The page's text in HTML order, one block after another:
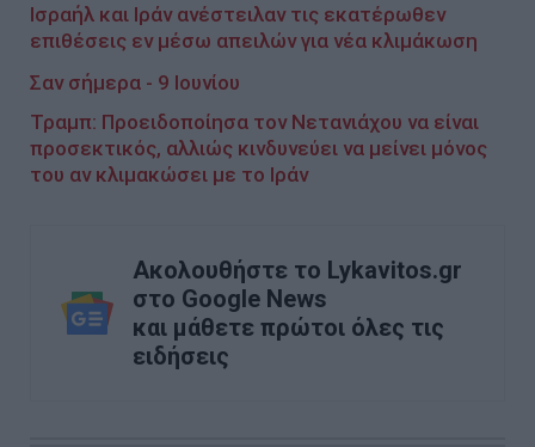
Ισραήλ και Ιράν ανέστειλαν τις εκατέρωθεν
επιθέσεις εν μέσω απειλών για νέα κλιμάκωση
Σαν σήμερα - 9 Ιουνίου
Τραμπ: Προειδοποίησα τον Νετανιάχου να είναι
προσεκτικός, αλλιώς κινδυνεύει να μείνει μόνος
του αν κλιμακώσει με το Ιράν
Ακολουθήστε το Lykavitos.gr
στο Google News
και μάθετε πρώτοι όλες τις
ειδήσεις